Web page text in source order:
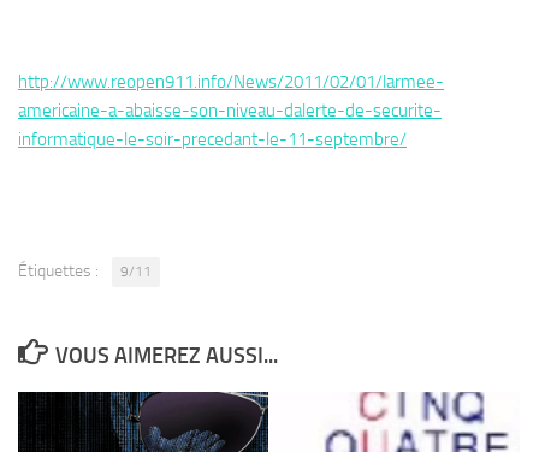
http://www.reopen911.info/News/2011/02/01/larmee-
americaine-a-abaisse-son-niveau-dalerte-de-securite-
informatique-le-soir-precedant-le-11-septembre/
Étiquettes : 9/11
VOUS AIMEREZ AUSSI...